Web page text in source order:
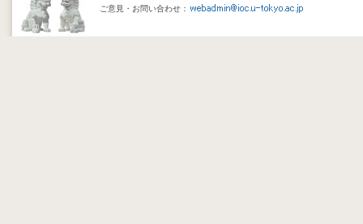
ご意見・お問い合わせ：